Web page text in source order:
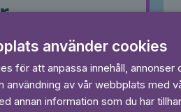
använder cookies
för att anpassa innehåll,
användning av vår webbplats med
annan information som du har